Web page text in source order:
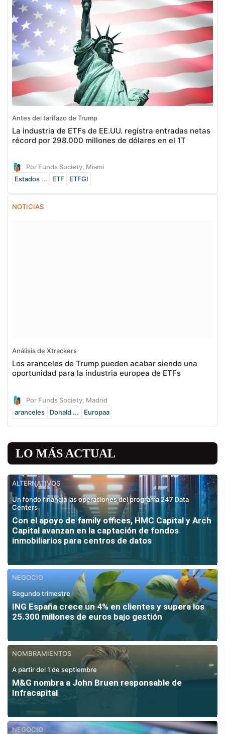
Antes del tarifazo de Trump
La industria de ETFs de EE.UU. registra entradas netas
récord por 298.000 millones de dólares en el 1T
Por Funds Society, Miami
Estados ...
ETF ETFGI
NOTICIAS
Análisis de Xtrackers
Los aranceles de Trump pueden acabar siendo una
oportunidad para la industria europea de ETFs
Por Funds Society, Madrid
aranceles
Donald ... Europaa
LO MÁS ACTUAL
ALTERNATIVOS
Un fondo financia las operaciones del programa 247 Data
Centers
Con el apoyo de family offices, HMC Capital y Arch
Capital avanzan en la captación de fondos
inmobiliarios para centros de datos
NEGOCIO
Segundo trimestre
ING España crece un 4% en clientes y supera los
25.300 millones de euros bajo gestión
NOMBRAMIENTOS
A partir del 1 de septiembre
M&G nombra a John Bruen responsable de
Infracapital
NEGOCIO